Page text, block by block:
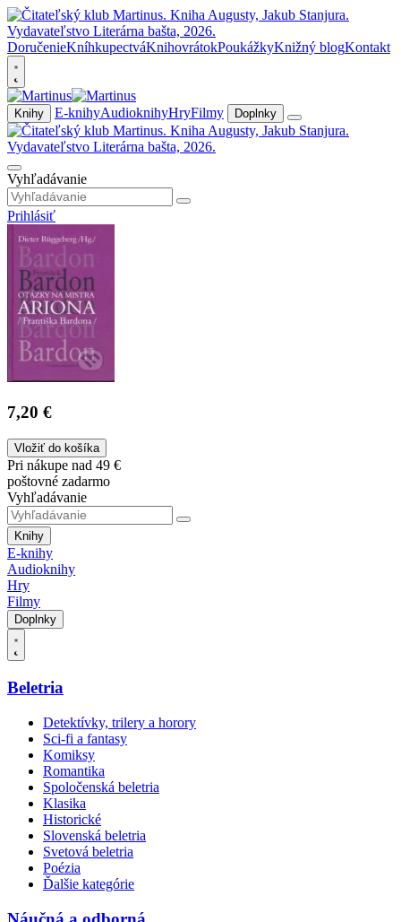
DoručenieKníhkupectváKnihovrátokPoukážkyKnižný blogKontakt
Knihy E-knihyAudioknihyHryFilmy Doplnky
Vyhľadávanie
Prihlásiť
7,20 €
Vložiť do košíka
Pri nákupe nad 49 €
poštovné zadarmo
Vyhľadávanie
Knihy
E-knihy
Audioknihy
Hry
Filmy
Doplnky
Beletria
Detektívky, trilery a horory
Sci-fi a fantasy
Komiksy
Romantika
Spoločenská beletria
Klasika
Historické
Slovenská beletria
Svetová beletria
Poézia
Ďalšie kategórie